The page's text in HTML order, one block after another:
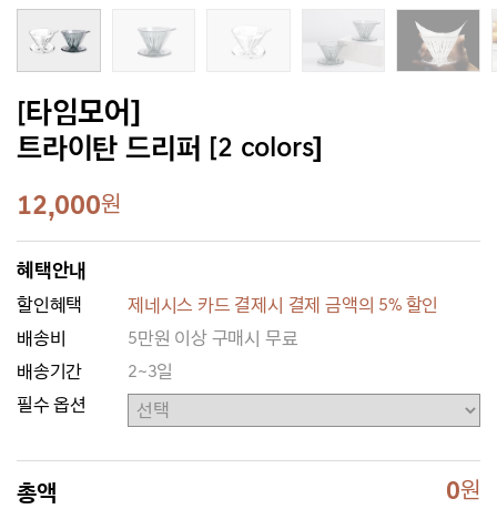
[타임모어]
트라이탄 드리퍼 [2 colors]
12,000원
혜택안내
할인혜택
제네시스 카드 결제시 결제 금액의 5% 할인
배송비
5만원 이상 구매시 무료
배송기간
2~3일
필수 옵션
총액 0원